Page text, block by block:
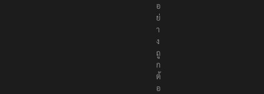
อ
ย่
า
ง
ถู
ก
ต้
อ